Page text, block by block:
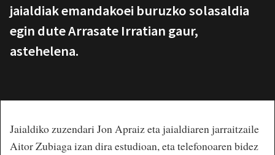
jaialdiak emandakoei buruzko solasaldia
egin dute Arrasate Irratian gaur,
astehelena.
Jaialdiko zuzendari Jon Apraiz eta jaialdiaren jarraitzaile
Aitor Zubiaga izan dira estudioan, eta telefonoaren bidez